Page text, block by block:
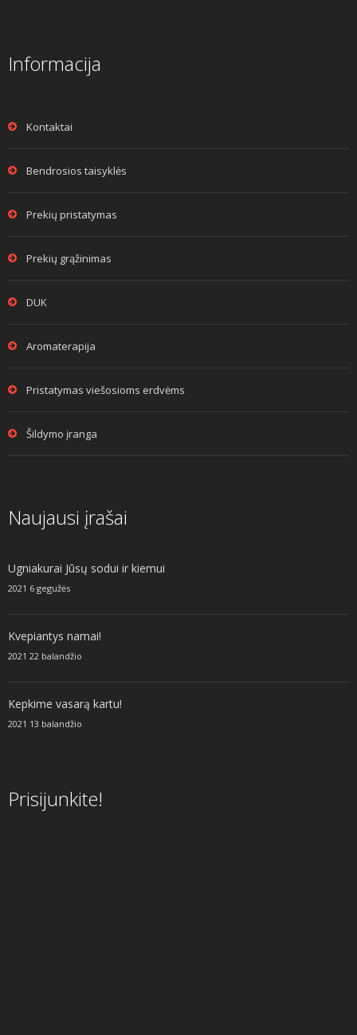
Informacija
Kontaktai
Bendrosios taisyklės
Prekių pristatymas
Prekių grąžinimas
DUK
Aromaterapija
Pristatymas viešosioms erdvėms
Šildymo įranga
Naujausi įrašai
Ugniakurai Jūsų sodui ir kiemui
2021 6 gegužės
Kvepiantys namai!
2021 22 balandžio
Kepkime vasarą kartu!
2021 13 balandžio
Prisijunkite!